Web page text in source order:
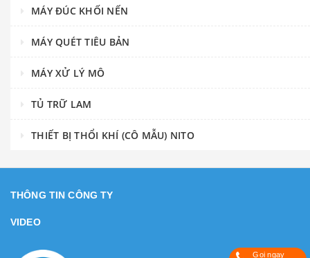
MÁY ĐÚC KHỐI NẾN
MÁY QUÉT TIÊU BẢN
MÁY XỬ LÝ MÔ
TỦ TRỮ LAM
THIẾT BỊ THỔI KHÍ (CÔ MẪU) NITO
THÔNG TIN CÔNG TY
VIDEO
Gọi ngay